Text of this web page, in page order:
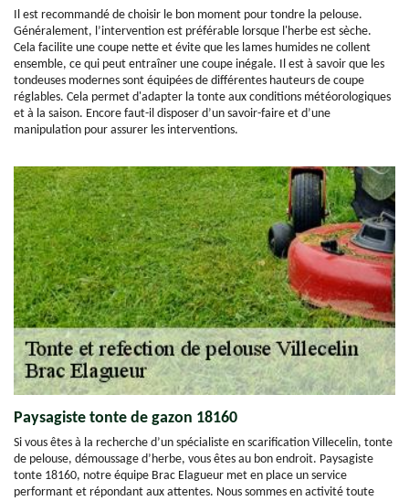
Il est recommandé de choisir le bon moment pour tondre la pelouse.
Généralement, l’intervention est préférable lorsque l'herbe est sèche.
Cela facilite une coupe nette et évite que les lames humides ne collent
ensemble, ce qui peut entraîner une coupe inégale. Il est à savoir que les
tondeuses modernes sont équipées de différentes hauteurs de coupe
réglables. Cela permet d'adapter la tonte aux conditions météorologiques
et à la saison. Encore faut-il disposer d’un savoir-faire et d’une
manipulation pour assurer les interventions.
Paysagiste tonte de gazon 18160
Si vous êtes à la recherche d’un spécialiste en scarification Villecelin, tonte
de pelouse, démoussage d’herbe, vous êtes au bon endroit. Paysagiste
tonte 18160, notre équipe Brac Elagueur met en place un service
performant et répondant aux attentes. Nous sommes en activité toute